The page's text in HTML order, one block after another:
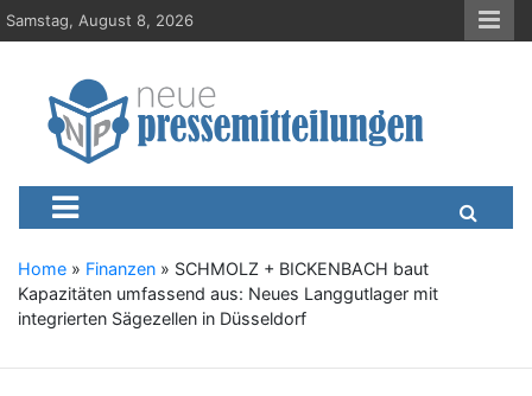
S
k
Samstag, August 8, 2026
Neue-
Presseportal, Nachrichten, News, Meldungen, Wirtschaft
Home » Finanzen » SCHMOLZ + BICKENBACH baut
Kapazitäten umfassend aus: Neues Langgutlager mit
integrierten Sägezellen in Düsseldorf